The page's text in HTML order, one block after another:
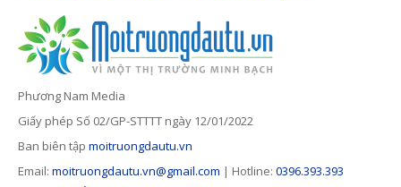
Phương Nam Media
Giấy phép Số 02/GP-STTTT ngày 12/01/2022
Ban biên tập moitruongdautu.vn
Email: moitruongdautu.vn@gmail.com | Hotline: 0396.393.393